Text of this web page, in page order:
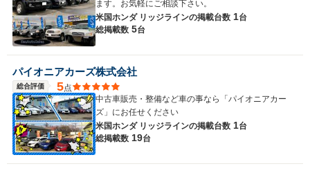
ます。お気軽にご相談下さい。
米国ホンダ リッジラインの掲載台数 1台
総掲載数 5台
パイオニアカーズ株式会社
総合評価 5点
中古車販売・整備など車の事なら「パイオニアカー
ズ」にお任せください
米国ホンダ リッジラインの掲載台数 1台
総掲載数 19台